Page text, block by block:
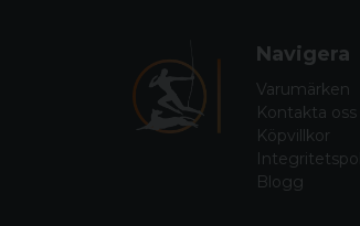
Navigera
Varumärken
Kontakta oss
Köpvillkor
Blogg